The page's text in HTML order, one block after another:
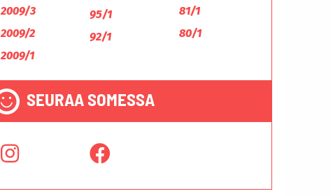
2009/3
2009/2
2009/1
95/1
92/1
81/1
80/1
SEURAA SOMESSA